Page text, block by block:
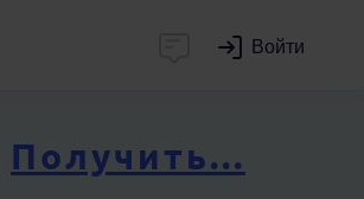
Войти
Получить...